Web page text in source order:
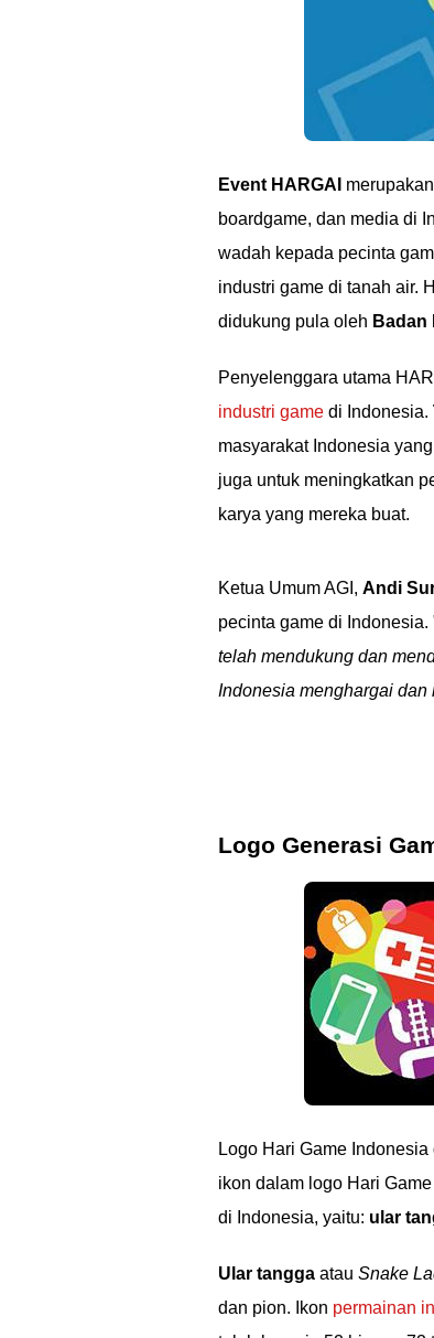
Event HARGAI
boardgame, dan media di
wadah kepada pecinta
industri game di tanah air.
didukung pula oleh Badan
Penyelenggara utama
industri game di Indonesia.
masyarakat Indonesia
juga untuk meningkatkan
karya yang mereka buat.
Ketua Umum AGI, Andi
pecinta game di Indonesia.
telah mendukung dan
Indonesia menghargai dan
Logo Generasi
Logo Hari Game
ikon dalam logo Hari
di Indonesia, yaitu: ular
Ular tangga atau Snake
dan pion. Ikon permainan